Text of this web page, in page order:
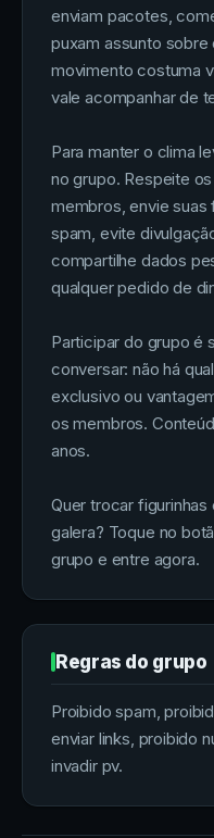
enviam pacotes,
puxam assunto
movimento costuma
vale acompanhar de
Para manter o clima
no grupo. Respeite
membros, envie suas
spam, evite
compartilhe dados
qualquer pedido de
Participar do grupo é
conversar: não há
exclusivo ou
os membros.
anos.
Quer trocar
galera? Toque no
grupo e entre agora.
Regras do grupo
Proibido spam,
enviar links, proibido
invadir pv.